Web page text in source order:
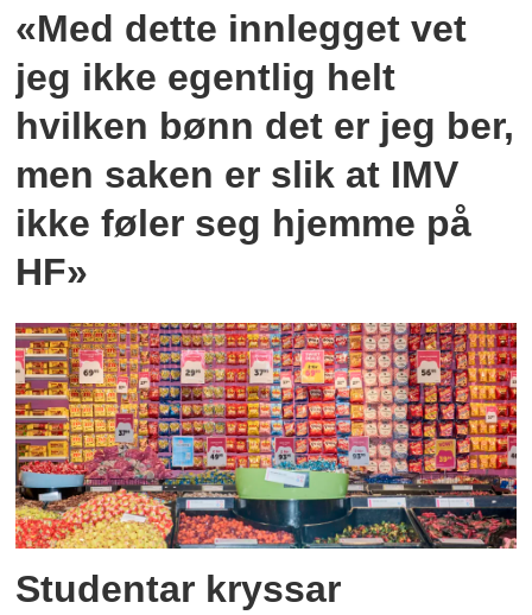
«Med dette innlegget vet
jeg ikke egentlig helt
hvilken bønn det er jeg ber,
men saken er slik at IMV
ikke føler seg hjemme på
HF»
Studentar kryssar